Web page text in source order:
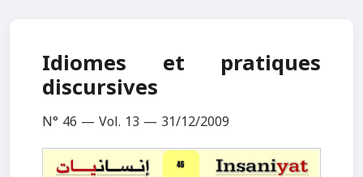
Idiomes et pratiques
discursives
N° 46 — Vol. 13 — 31/12/2009